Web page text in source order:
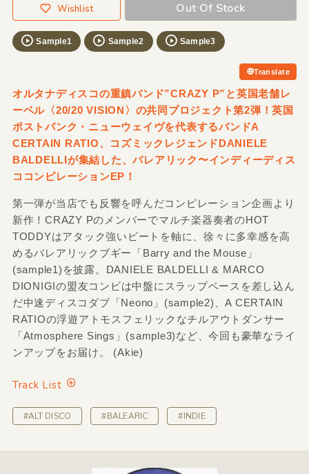
Wishlist Out Of Stock
Sample1 Sample2 Sample3
Translate
オルタナディスコの重鎮バンド”CRAZY P”と英国老舗レ
ーベル〈20/20 VISION〉の共同プロジェクト第2弾！英国
ポストパンク・ニューウェイヴを代表するバンドA
CERTAIN RATIO、コズミックレジェンドDANIELE
BALDELLIが集結した、バレアリック〜インディーディス
ココンピレーションEP！
第一弾が当店でも反響を呼んだコンピレーション企画より
新作！CRAZY Pのメンバーでマルチ楽器奏者のHOT
TODDYはアタック強いビートを軸に、徐々に多幸感を高
めるバレアリックブギー「Barry and the Mouse」
(sample1)を披露。DANIELE BALDELLI & MARCO
DIONIGIの盟友コンビは中盤にスラップベースを差し込ん
だ中速ディスコダブ「Neono」(sample2)、A CERTAIN
RATIOの浮遊アトモスフェリックなチルアウトダンサー
「Atmosphere Sings」(sample3)など、今回も豪華なライ
ンアップをお届け。 (Akie)
Track List
#ALT DISCO #BALEARIC #INDIE